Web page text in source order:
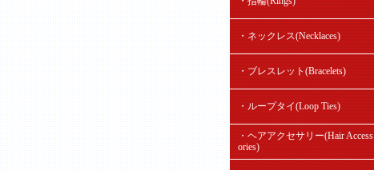
・ネックレス(Necklaces)
・ブレスレット(Bracelets)
・ループタイ(Loop Ties)
・ヘアアクセサリー(Hair Access
ories)